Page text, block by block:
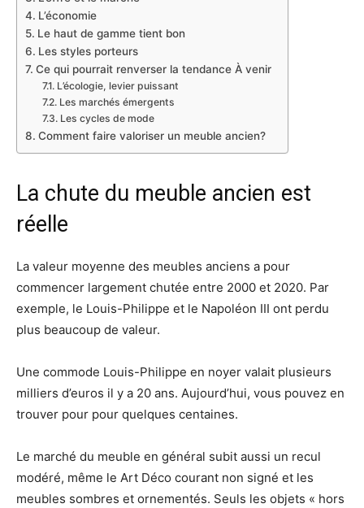
L’économie
Le haut de gamme tient bon
Les styles porteurs
Ce qui pourrait renverser la tendance À venir
L’écologie, levier puissant
Les marchés émergents
Les cycles de mode
Comment faire valoriser un meuble ancien?
La chute du meuble ancien est
réelle
La valeur moyenne des meubles anciens a pour
commencer largement chutée entre 2000 et 2020. Par
exemple, le Louis-Philippe et le Napoléon III ont perdu
plus beaucoup de valeur.
Une commode Louis-Philippe en noyer valait plusieurs
milliers d’euros il y a 20 ans. Aujourd’hui, vous pouvez en
trouver pour pour quelques centaines.
Le marché du meuble en général subit aussi un recul
modéré, même le Art Déco courant non signé et les
meubles sombres et ornementés. Seuls les objets « hors